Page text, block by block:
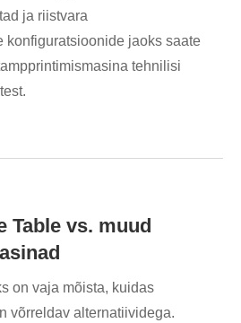
ja riistvara
konfiguratsioonide jaoks saate
tehnilisi
Table vs. muud
on vaja mõista, kuidas
võrreldav alternatiividega.